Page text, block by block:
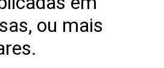
ou mais